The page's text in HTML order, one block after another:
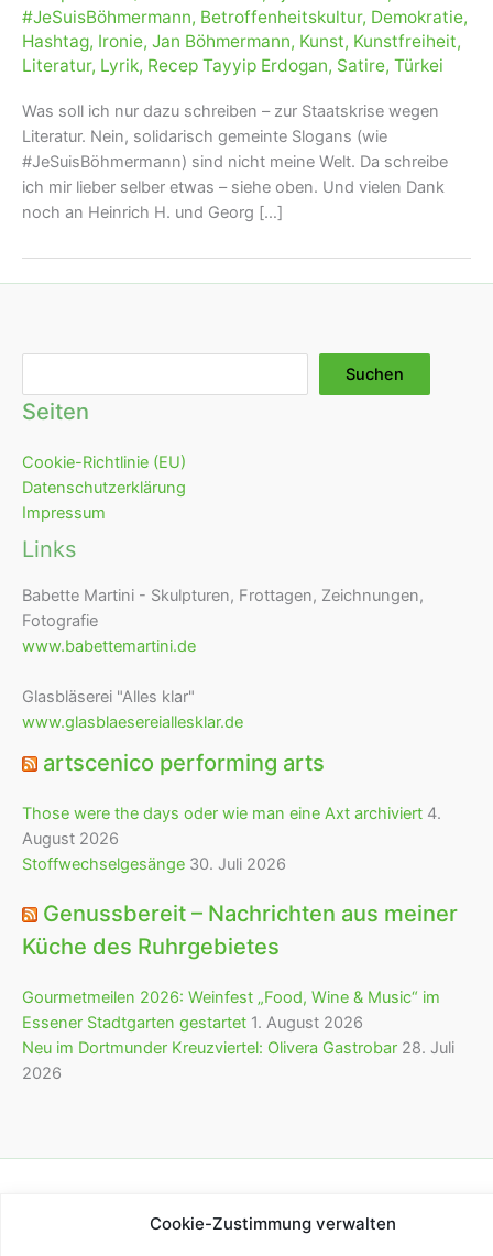
Cookie-Zustimmung verwalten
#JeSuisBöhmermann, Betroffenheitskultur, Demokratie,
Hashtag, Ironie, Jan Böhmermann, Kunst, Kunstfreiheit,
Literatur, Lyrik, Recep Tayyip Erdogan, Satire, Türkei
Was soll ich nur dazu schreiben – zur Staatskrise wegen
Literatur. Nein, solidarisch gemeinte Slogans (wie
#JeSuisBöhmermann) sind nicht meine Welt. Da schreibe
ich mir lieber selber etwas – siehe oben. Und vielen Dank
noch an Heinrich H. und Georg […]
Suchen
Seiten
Cookie-Richtlinie (EU)
Datenschutzerklärung
Impressum
Links
Babette Martini - Skulpturen, Frottagen, Zeichnungen,
Fotografie
www.babettemartini.de
Glasbläserei "Alles klar"
www.glasblaesereiallesklar.de
artscenico performing arts
Those were the days oder wie man eine Axt archiviert 4.
August 2026
Stoffwechselgesänge 30. Juli 2026
Genussbereit – Nachrichten aus meiner
Küche des Ruhrgebietes
Gourmetmeilen 2026: Weinfest „Food, Wine & Music“ im
Essener Stadtgarten gestartet 1. August 2026
Neu im Dortmunder Kreuzviertel: Olivera Gastrobar 28. Juli
2026